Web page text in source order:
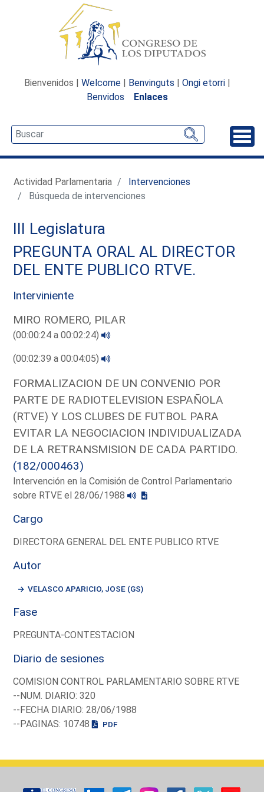
Bienvenidos | Welcome | Benvinguts | Ongi etorri |
Benvidos
Enlaces
Actividad Parlamentaria
Intervenciones
Búsqueda de intervenciones
III Legislatura
PREGUNTA ORAL AL DIRECTOR
DEL ENTE PUBLICO RTVE.
Interviniente
MIRO ROMERO, PILAR
(00:00:24 a 00:02:24)
(00:02:39 a 00:04:05)
FORMALIZACION DE UN CONVENIO POR
PARTE DE RADIOTELEVISION ESPAÑOLA
(RTVE) Y LOS CLUBES DE FUTBOL PARA
EVITAR LA NEGOCIACION INDIVIDUALIZADA
DE LA RETRANSMISION DE CADA PARTIDO.
(182/000463)
Intervención en la Comisión de Control Parlamentario
sobre RTVE el 28/06/1988
Cargo
DIRECTORA GENERAL DEL ENTE PUBLICO RTVE
Autor
VELASCO APARICIO, JOSE (GS)
Fase
PREGUNTA-CONTESTACION
Diario de sesiones
COMISION CONTROL PARLAMENTARIO SOBRE RTVE
--NUM. DIARIO: 320
--FECHA DIARIO: 28/06/1988
--PAGINAS: 10748
PDF